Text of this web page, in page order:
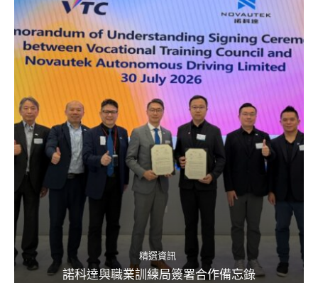
精選資訊
諾科達與職業訓練局簽署合作備忘錄